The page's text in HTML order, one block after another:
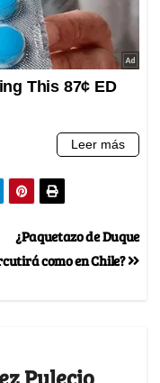
¿Paquetazo de Duque
como en Chile?